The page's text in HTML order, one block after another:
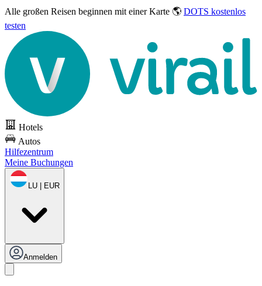
Alle großen Reisen beginnen mit einer Karte 🌎 DOTS kostenlos
testen
Hotels
Autos
Hilfezentrum
Meine Buchungen
LU | EUR
Anmelden